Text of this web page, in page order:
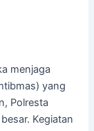
menjaga
yang
Polresta
Kegiatan